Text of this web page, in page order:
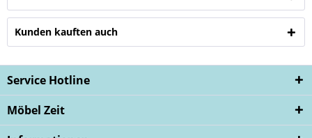
Kunden kauften auch
Service Hotline
Möbel Zeit